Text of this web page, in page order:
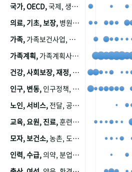
국가, OECD,국제, 생산, 아시아, 태평양, 태평양지역, 참가
의료, 기초, 보장, 병원, 가정, 연금, 연계, 공적, 일본, 생활, 국민기초생활보장제도, 국민연금, 기금, 저소득층, 근로, 자활, 급여, 환자, 의료비, 모니터링, 한국복지패널, 소득, 지표, 빈곤, 노후, 장애인
가족, 가족보건사업, 산업, 친화, 전국, 출산력
가족계획, 가족계획사업, 가족계획사업평가, 한국가족계획사업, 피임, 보급, 부인, 자궁, 피임약
건강, 사회보장, 재정,
인구, 변동, 인구정책, 저출산, 고령사회, 고령화, 이동, 남북한, 지방자치단체, 컨설팅, 복지정책평가, 집, 사회개발
노인, 서비스, 전달, 공공, 보육, 수요, 공급, 사회서비스, 데이터, 보호, 요양, 아동, 예방, 청소년, 효율, 자원
교육, 요원, 진료,훈련, 보건요원, 마을, 마을건강사업, 보조원, 진료원, 보건진료원, 보건진료원교재
모자, 보건소,농촌, 도시, 금연, 농촌지역, 모자보건사업
인력, 수급,의약, 분업, 식품, 의약품, 의사, 안전